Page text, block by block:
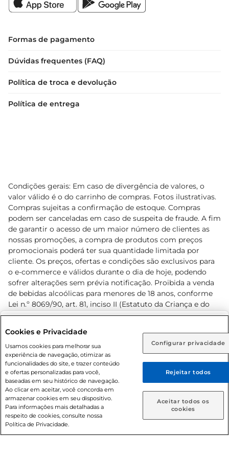
Rio de Janeiro (RJ) Goiás (GO)
Ou
Caso queira comprar online, informe como deseja receber
suas compras:
Entrega em casa Retire em Loja
Formas de pagamento
Dúvidas frequentes (FAQ)
Política de troca e devolução
Política de entrega
Condições gerais: Em caso de divergência de valores, o
valor válido é o do carrinho de compras. Fotos ilustrativas.
Compras sujeitas a confirmação de estoque. Compras
podem ser canceladas em caso de suspeita de fraude. A fim
de garantir o acesso de um maior número de clientes as
nossas promoções, a compra de produtos com preços
promocionais poderá ter sua quantidade limitada por
cliente. Os preços, ofertas e condições são exclusivos para
o e-commerce e válidos durante o dia de hoje, podendo
sofrer alterações sem prévia notificação. Proibida a venda
de bebidas alcoólicas para menores de 18 anos, conforme
Lei n.º 8069/90, art. 81, inciso II (Estatuto da Criança e do
Adolescente). Preços e condições exclusivos para o
prévio. O valor mínimo para as compras on-line é de R$
80,00.
© 2026 Copyright. Todos os direitos
reservados Prezunic.
Cookies e Privacidade
Usamos cookies para melhorar sua
experiência de navegação, otimizar as
funcionalidades do site, e trazer conteúdo
e ofertas personalizadas para você,
baseadas em seu histórico de navegação.
Ao clicar em aceitar, você concorda em
armazenar cookies em seu dispositivo.
Para informações mais detalhadas a
respeito de cookies, consulte nossa
Política de Privacidade.
Configurar privacidade
Rejeitar todos
Aceitar todos os
cookies